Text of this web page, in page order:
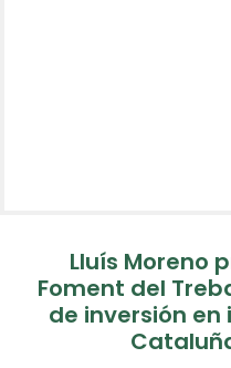
Lluís Moreno
Foment del
de inversión